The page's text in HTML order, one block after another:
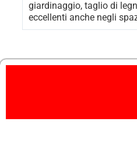
giardinaggio, taglio di
eccellenti anche negli